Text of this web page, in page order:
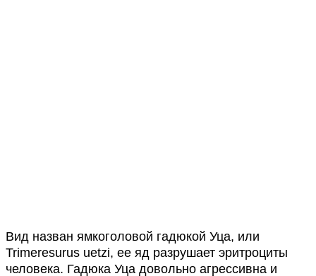
Вид назван ямкоголовой гадюкой Уца, или
Trimeresurus uetzi, ее яд разрушает эритроциты
человека. Гадюка Уца довольно агрессивна и